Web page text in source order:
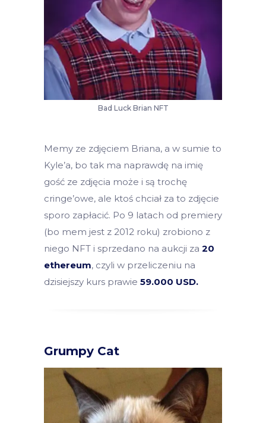
Bad Luck Brian NFT
Memy ze zdjęciem Briana, a w sumie to
Kyle’a, bo tak ma naprawdę na imię
gość ze zdjęcia może i są trochę
cringe’owe, ale ktoś chciał za to zdjęcie
sporo zapłacić. Po 9 latach od premiery
(bo mem jest z 2012 roku) zrobiono z
niego NFT i sprzedano na aukcji za 20
ethereum, czyli w przeliczeniu na
dzisiejszy kurs prawie 59.000 USD.
Grumpy Cat